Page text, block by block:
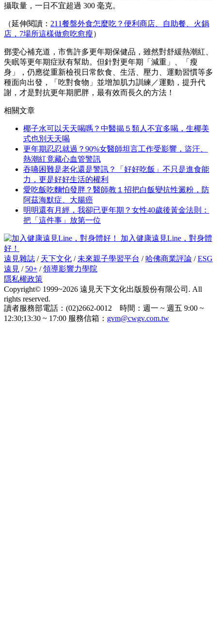
攝取量，一日不宜超過 300 毫克。
（延伸閱讀： 211餐盤外食怎麼吃？便利商店、自助餐、火鍋
店，7場所這樣做愈吃愈瘦）
鄧雯心補充道，市售許多更年期保健品，雖然對舒緩熱潮紅、
失眠等更年期症狀有幫助。但針對更年期「減重」、「瘦
身」，仍應從重新檢視日常飲食、生活、壓力、運動習慣等多
種面向出發，「吃對食物」並增加肌力訓練／運動，提升代
謝，才是對抗更年期肥胖，最有效而長久的方法！
相關文章
椰子水可以天天喝嗎？中醫揭５類人不宜多喝，生椰美
式也別天天喝
更年期忍忍就過？90%女醫師坦言工作受影響，盜汗、
熱潮紅竟藏心血管警訊
吞嚥困難是老化還是警訊？「好好吃飯」不只是進食能
力，更是好好生活的權利
愛吃飯吃麵怕發胖？醫師教１招把白飯變抗性澱粉，防
阿茲海默症、大腸癌
明明還有月經，我卻已更年期？女性40歲後黃金法則：
把「這件事」放第一位
加入健康遠見Line，對身體
好！
遠見雜誌 / 天下文化 / 未來親子學習平台 / 哈佛商業評論 /ESG
遠見 / 50+ /領導影響力學院
隱私權政策
Copyright© 1999~2026 遠見天下文化出版股份有限公司. All
rights reserved.
讀者服務部電話：(02)2662-0012 時間：週一 ~ 週五 9:00 ~
12:30;13:30 ~ 17:00 服務信箱： gvm@cwgv.com.tw